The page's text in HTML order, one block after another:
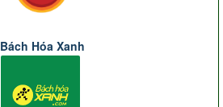
Bách Hóa Xanh